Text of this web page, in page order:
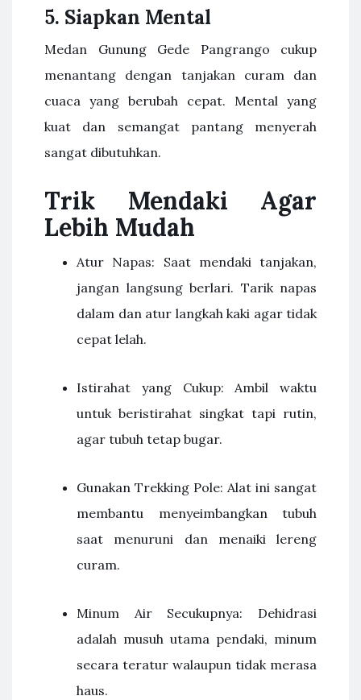
5. Siapkan Mental
Medan Gunung Gede Pangrango cukup
menantang dengan tanjakan curam dan
cuaca yang berubah cepat. Mental yang
kuat dan semangat pantang menyerah
sangat dibutuhkan.
Trik Mendaki Agar
Lebih Mudah
Atur Napas: Saat mendaki tanjakan,
jangan langsung berlari. Tarik napas
dalam dan atur langkah kaki agar tidak
cepat lelah.
Istirahat yang Cukup: Ambil waktu
untuk beristirahat singkat tapi rutin,
agar tubuh tetap bugar.
Gunakan Trekking Pole: Alat ini sangat
membantu menyeimbangkan tubuh
saat menuruni dan menaiki lereng
curam.
Minum Air Secukupnya: Dehidrasi
adalah musuh utama pendaki, minum
secara teratur walaupun tidak merasa
haus.